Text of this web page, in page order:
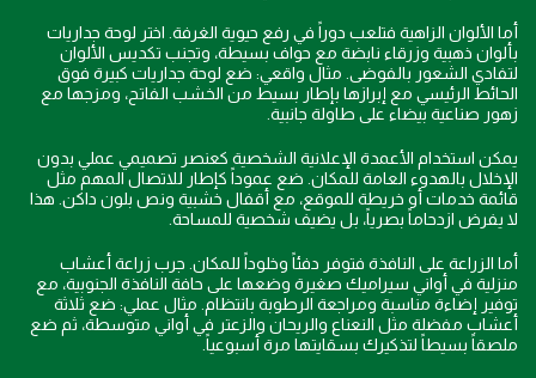
أما الألوان الزاهية فتلعب دوراً في رفع حيوية الغرفة. اختر لوحة جداريات
بألوان ذهبية وزرقاء نابضة مع حواف بسيطة، وتجنب تكديس الألوان
لتفادي الشعور بالفوضى. مثال واقعي: ضع لوحة جداريات كبيرة فوق
الحائط الرئيسي مع إبرازها بإطار بسيط من الخشب الفاتح، ومزجها مع
زهور صناعية بيضاء على طاولة جانبية.
يمكن استخدام الأعمدة الإعلانية الشخصية كعنصر تصميمي عملي بدون
الإخلال بالهدوء العامة للمكان. ضع عموداً كإطار للاتصال المهم مثل
قائمة خدمات أو خريطة للموقع، مع أقفال خشبية ونص بلون داكن. هذا
لا يفرض ازدحاماً بصرياً، بل يضيف شخصية للمساحة.
أما الزراعة على النافذة فتوفر دفئاً وخلوداً للمكان. جرب زراعة أعشاب
منزلية في أواني سيراميك صغيرة وضعها على حافة النافذة الجنوبية، مع
توفير إضاءة مناسبة ومراجعة الرطوبة بانتظام. مثال عملي: ضع ثلاثة
أعشاب مفضلة مثل النعناع والريحان والزعتر في أواني متوسطة، ثم ضع
ملصقاً بسيطاً لتذكيرك بسقايتها مرة أسبوعياً.